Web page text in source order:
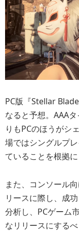
PC版『Stellar
なると予想。AAA
りもPCのほうがシ
場ではシングルプ
ていることを根拠に
また、コンソール
リースに際し、成
分析し、PCゲーム
なリリースにする